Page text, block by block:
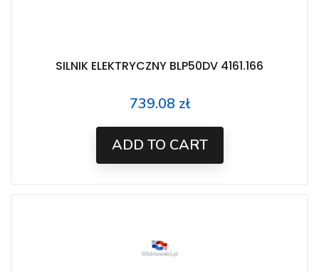
SILNIK ELEKTRYCZNY BLP50DV 4161.166
Price
739.08 zł
ADD TO CART